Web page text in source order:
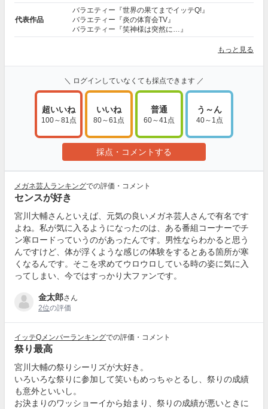
代表作品
バラエティー『世界の果てまでイッテQ!』
バラエティー『炎の体育会TV』
バラエティー『笑神様は突然に…』
もっと見る
＼ ログインしていなくても採点できます ／
超いいね
100～81点
いいね
80～61点
普通
60～41点
う～ん
40～1点
採点・コメントする
メガネ芸人ランキングでの評価・コメント
センスが好き
宮川大輔さんといえば、元気の良いメガネ芸人さんで有名です
よね。私が気に入るようになったのは、ある番組コーナーでチ
ン寒ロードっていうのがあったんです。男性ならわかると思う
んですけど、体が浮くような感じの体験をするとある箇所が寒
くなるんです。そこを求めてウロウロしている時の姿に気に入
ってしまい、今ではすっかり大ファンです。
金太郎さん
2位の評価
イッテQメンバーランキングでの評価・コメント
祭り最高
宮川大輔の祭りシーリズが大好き。
いろいろな祭りに参加して笑いもめっちゃとるし、祭りの成績
も意外といいし。
お決まりのワッショーイから始まり、祭りの成績が悪いときに